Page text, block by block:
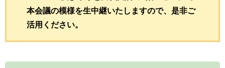
本会議の模様を生中継いたしますので、是非ご
活用ください。